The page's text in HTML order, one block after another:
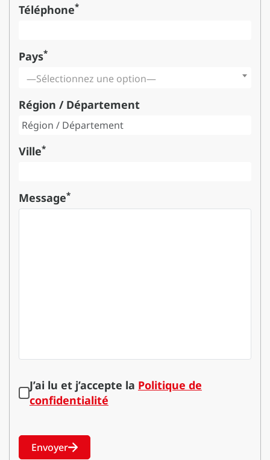
Téléphone*
Pays*
—Sélectionnez une option—
Région / Département
Ville*
Message*
J’ai lu et j’accepte la Politique de
confidentialité
Envoyer